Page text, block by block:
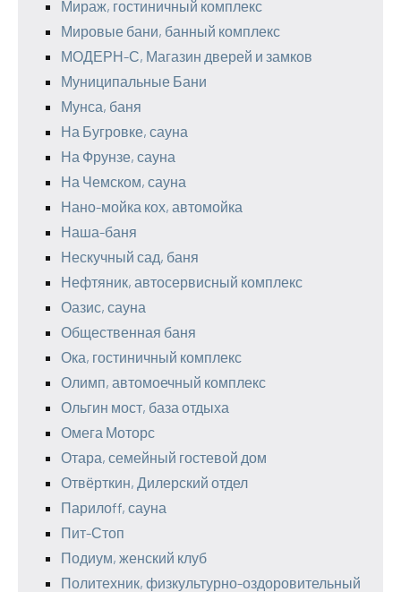
Мираж, гостиничный комплекс
Мировые бани, банный комплекс
МОДЕРН-С, Магазин дверей и замков
Муниципальные Бани
Мунса, баня
На Бугровке, сауна
На Фрунзе, сауна
На Чемском, сауна
Нано-мойка кох, автомойка
Наша-баня
Нескучный сад, баня
Нефтяник, автосервисный комплекс
Оазис, сауна
Общественная баня
Ока, гостиничный комплекс
Олимп, автомоечный комплекс
Ольгин мост, база отдыха
Омега Моторс
Отара, семейный гостевой дом
Отвёрткин, Дилерский отдел
Парилоff, сауна
Пит-Стоп
Подиум, женский клуб
Политехник, физкультурно-оздоровительный